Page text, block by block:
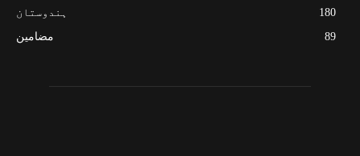
ہندوستان
180
مضامین
89